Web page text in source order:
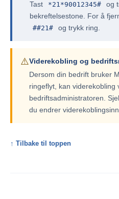
Tast
*21*90012345#
og
bekreftelsestone. For å
##21# og trykk ring.
⚠️Viderekobling og
Dersom din bedrift bruker
ringeflyt, kan
bedriftsadministratoren.
du endrer
↑ Tilbake til toppen